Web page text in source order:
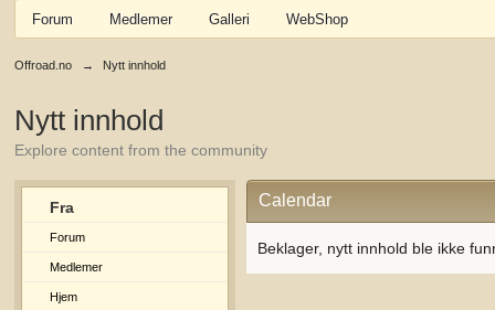
Forum Medlemer Galleri WebShop
Offroad.no → Nytt innhold
Nytt innhold
Explore content from the community
Fra
Forum
Medlemer
Hjem
Calendar
Beklager, nytt innhold ble ikke